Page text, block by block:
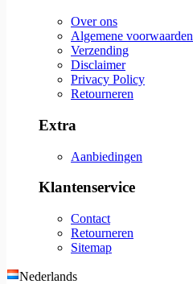
Over ons
Algemene voorwaarden
Verzending
Disclaimer
Privacy Policy
Retourneren
Extra
Aanbiedingen
Klantenservice
Contact
Retourneren
Sitemap
Nederlands